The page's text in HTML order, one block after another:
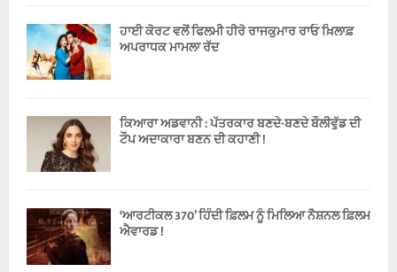
ਹਾਈ ਕੋਰਟ ਵਲੋਂ ਫਿਲਮੀ ਹੀਰੋ ਰਾਜਕੁਮਾਰ ਰਾਓ ਖ਼ਿਲਾਫ਼
ਅਪਰਾਧਕ ਮਾਮਲਾ ਰੱਦ
ਕਿਆਰਾ ਅਡਵਾਨੀ : ਪੱਤਰਕਾਰ ਬਣਦੇ-ਬਣਦੇ ਬੌਲੀਵੁੱਡ ਦੀ
ਟੌਪ ਅਦਾਕਾਰਾ ਬਣਨ ਦੀ ਕਹਾਣੀ !
‘ਆਰਟੀਕਲ 370’ ਹਿੰਦੀ ਫ਼ਿਲਮ ਨੂੰ ਮਿਲਿਆ ਨੈਸ਼ਨਲ ਫ਼ਿਲਮ
ਐਵਾਰਡ !